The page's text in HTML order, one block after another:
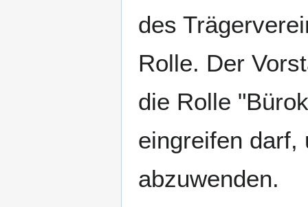
des
Rolle. Der
die Rolle
eingreifen darf,
abzuwenden.